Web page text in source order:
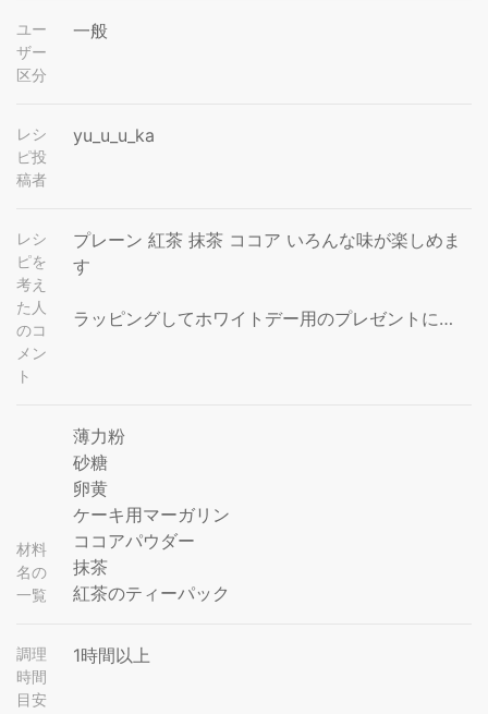
ユー
ザー
区分
一般
レシ
ピ投
稿者
yu_u_u_ka
レシ
ピを
考え
た人
のコ
メン
ト
プレーン 紅茶 抹茶 ココア いろんな味が楽しめま
す
ラッピングしてホワイトデー用のプレゼントに…
材料
名の
一覧
薄力粉
砂糖
卵黄
ケーキ用マーガリン
ココアパウダー
抹茶
紅茶のティーパック
調理
時間
目安
1時間以上